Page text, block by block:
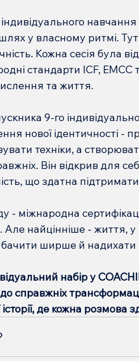
навчання
у власному ритмі.
Кожна сесія була
стандарти ICF,
та життя.
9-го
нової ідентичності -
техніки, а
Він відкрив для
що здатна
- міжнародна
Але найцінніше - життя,
ширше й надихати
набір у
справжніх
де кожна розмова